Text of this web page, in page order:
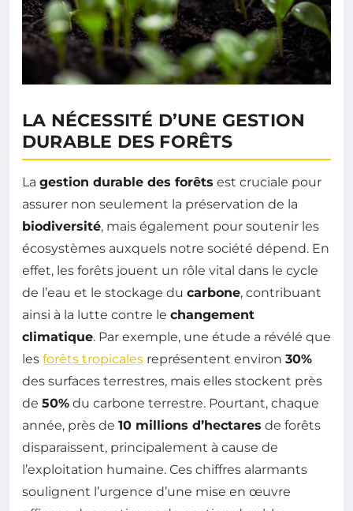
LA NÉCESSITÉ D’UNE GESTION
DURABLE DES FORÊTS
La gestion durable des forêts est cruciale pour
assurer non seulement la préservation de la
biodiversité, mais également pour soutenir les
écosystèmes auxquels notre société dépend. En
effet, les forêts jouent un rôle vital dans le cycle
de l’eau et le stockage du carbone, contribuant
ainsi à la lutte contre le changement
climatique. Par exemple, une étude a révélé que
les forêts tropicales représentent environ 30%
des surfaces terrestres, mais elles stockent près
de 50% du carbone terrestre. Pourtant, chaque
année, près de 10 millions d’hectares de forêts
disparaissent, principalement à cause de
l’exploitation humaine. Ces chiffres alarmants
soulignent l’urgence d’une mise en œuvre